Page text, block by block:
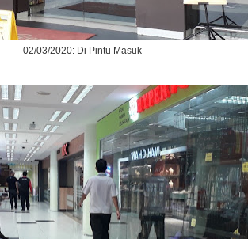
02/03/2020: Di Pintu Masuk